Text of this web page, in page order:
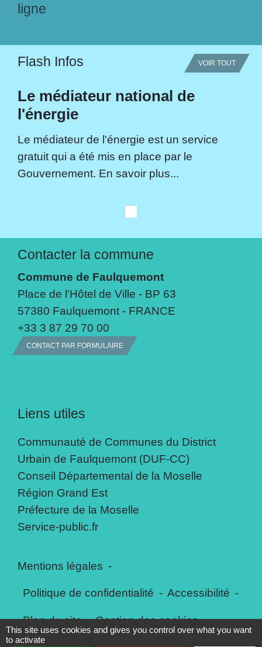
ligne
Flash Infos VOIR TOUT
Le médiateur national de
l'énergie
Le médiateur de l'énergie est un service
gratuit qui a été mis en place par le
Gouvernement. En savoir plus...
Contacter la commune
Commune de Faulquemont
Place de l'Hôtel de Ville - BP 63
57380 Faulquemont - FRANCE
+33 3 87 29 70 00
CONTACT PAR FORMULAIRE
Liens utiles
Communauté de Communes du District
Urbain de Faulquemont (DUF-CC)
Conseil Départemental de la Moselle
Région Grand Est
Préfecture de la Moselle
Service-public.fr
Mentions légales -
Politique de confidentialité - Accessibilité -
Plan du site - Gestion des cookies
This site uses cookies and gives you control over what you want
to activate